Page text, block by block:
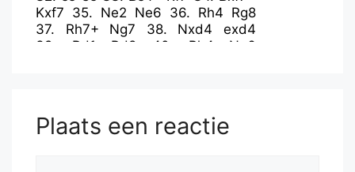
Kxf7 35. Ne2 Ne6 36. Rh4 Rg8
37. Rh7+ Ng7 38. Nxd4
exd4
39. Rd1 Rd8 40. Rh4
Ne6
51.Rxa4
Plaats een reactie